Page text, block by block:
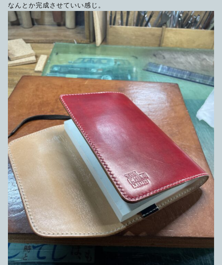
なんとか完成させていい感じ。